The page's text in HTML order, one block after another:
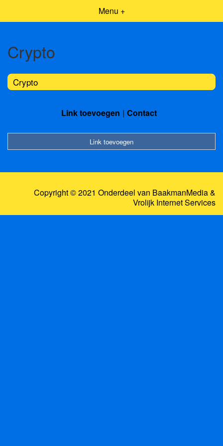
Menu +
Crypto
Crypto
Link toevoegen Contact
Link toevoegen
Copyright © 2021 Onderdeel van BaakmanMedia&
Vrolijk Internet Services